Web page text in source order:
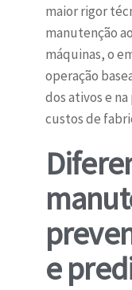
maior rigor
manutenção
máquinas, o
operação
dos ativos e
custos de
e